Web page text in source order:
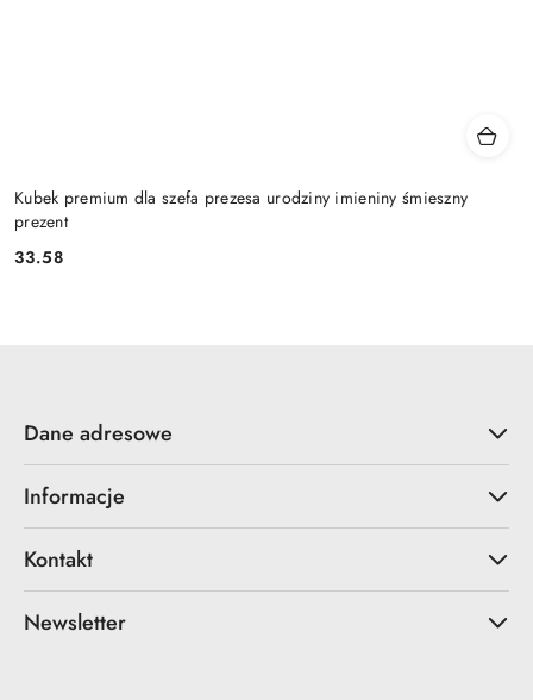
Kubek premium dla szefa prezesa urodziny imieniny śmieszny
prezent
Cena:
33.58
Dane adresowe
Informacje
Kontakt
Newsletter